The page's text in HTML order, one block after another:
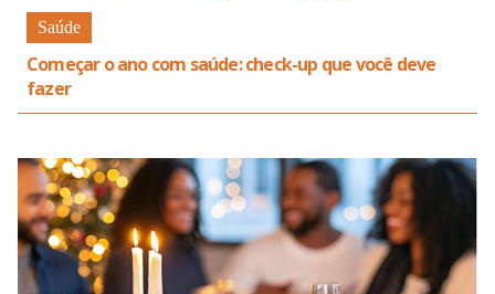
Saúde
Começar o ano com saúde: check-up que você deve
fazer